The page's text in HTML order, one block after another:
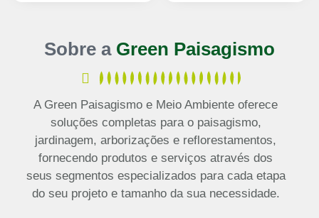
Sobre aGreen Paisagismo
A Green Paisagismo e Meio Ambiente oferece
soluções completas para o paisagismo,
jardinagem, arborizações e reflorestamentos,
fornecendo produtos e serviços através dos
seus segmentos especializados para cada etapa
do seu projeto e tamanho da sua necessidade.